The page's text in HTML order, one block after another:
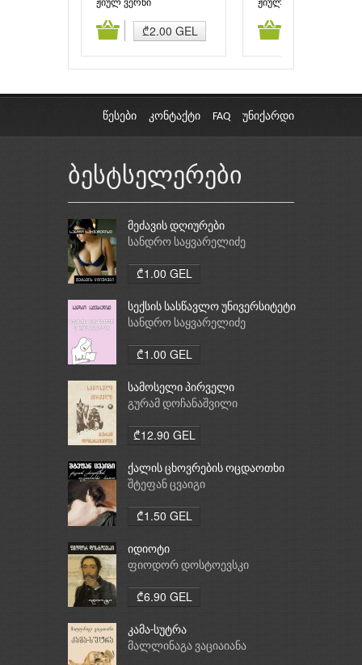
ჟიულ ვერნი
₾2.00 GEL
ჟიულ ვერნი
კალათაში დამატება კალათაში
წესები კონტაქტი FAQ უნიქარდი
ბესტსელერები
მეძავის დღიურები
სანდრო საყვარელიძე
₾1.00 GEL
სექსის სასწავლო უნივერსიტეტი
სანდრო საყვარელიძე
₾1.00 GEL
სამოსელი პირველი
გურამ დოჩანაშვილი
₾12.90 GEL
ქალის ცხოვრების ოცდაოთხი
საათი
შტეფან ცვაიგი
₾1.50 GEL
იდიოტი
ფიოდორ დოსტოევსკი
₾6.90 GEL
კამა-სუტრა
მალლინაგა ვაციაიანა